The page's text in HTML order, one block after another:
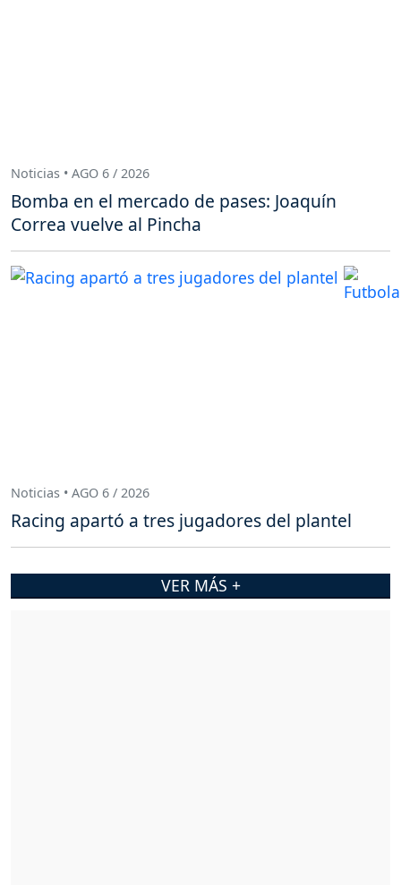
Noticias • AGO 6 / 2026
Bomba en el mercado de pases: Joaquín
Correa vuelve al Pincha
Noticias • AGO 6 / 2026
Racing apartó a tres jugadores del plantel
VER MÁS +